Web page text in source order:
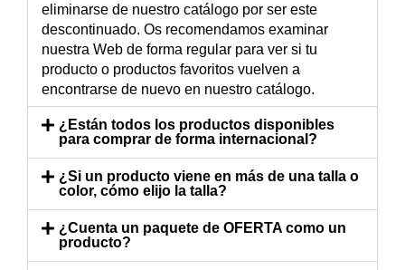
eliminarse de nuestro catálogo por ser este
descontinuado. Os recomendamos examinar
nuestra Web de forma regular para ver si tu
producto o productos favoritos vuelven a
encontrarse de nuevo en nuestro catálogo.
¿Están todos los productos disponibles
para comprar de forma internacional?
¿Si un producto viene en más de una talla o
color, cómo elijo la talla?
¿Cuenta un paquete de OFERTA como un
producto?